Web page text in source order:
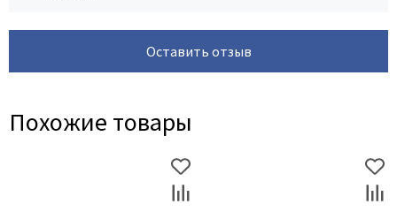
Оставить отзыв
Похожие товары